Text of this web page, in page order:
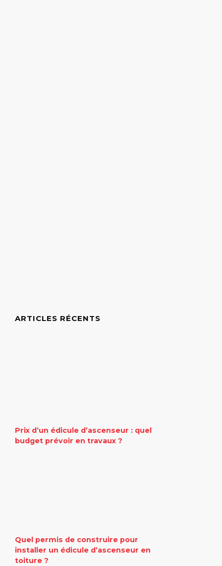
ARTICLES RÉCENTS
Prix d’un édicule d’ascenseur : quel
budget prévoir en travaux ?
Quel permis de construire pour
installer un édicule d’ascenseur en
toiture ?